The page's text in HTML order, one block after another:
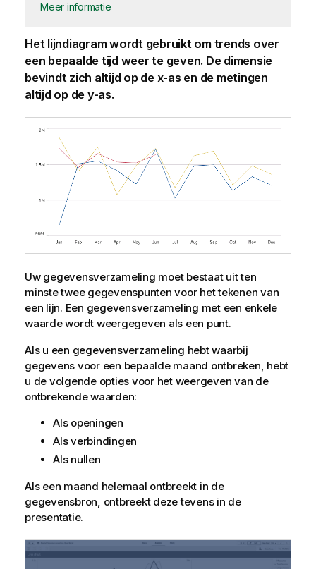
Meer informatie
Het lijndiagram wordt gebruikt om trends over
een bepaalde tijd weer te geven. De dimensie
bevindt zich altijd op de x-as en de metingen
altijd op de y-as.
Uw gegevensverzameling moet bestaat uit ten
minste twee gegevenspunten voor het tekenen van
een lijn. Een gegevensverzameling met een enkele
waarde wordt weergegeven als een punt.
Als u een gegevensverzameling hebt waarbij
gegevens voor een bepaalde maand ontbreken, hebt
u de volgende opties voor het weergeven van de
ontbrekende waarden:
Als openingen
Als verbindingen
Als nullen
Als een maand helemaal ontbreekt in de
gegevensbron, ontbreekt deze tevens in de
presentatie.